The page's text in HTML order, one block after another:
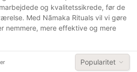
og kvalitetssikrede, før de
Med Nãmaka Rituals vil vi gøre
nemmere, mere effektive og mere
Popularitet